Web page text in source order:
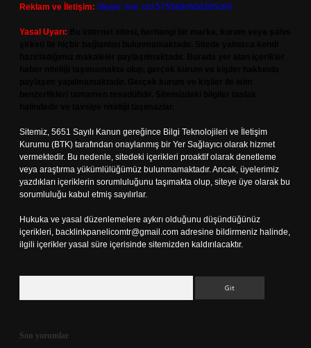
Reklam ve İletişim: Skype: live:.cid.575569c608265c69
Yasal Uyarı:
Sitemiz, 5651 Sayılı Kanun gereğince Bilgi Teknolojileri ve İletişim
Kurumu (BTK) tarafından onaylanmış bir Yer Sağlayıcı olarak hizmet
vermektedir. Bu nedenle, sitedeki içerikleri proaktif olarak denetleme
veya araştırma yükümlülüğümüz bulunmamaktadır. Ancak, üyelerimiz
yazdıkları içeriklerin sorumluluğunu taşımakta olup, siteye üye olarak bu
sorumluluğu kabul etmiş sayılırlar.
Hukuka ve yasal düzenlemelere aykırı olduğunu düşündüğünüz
içerikleri, backlinkpanelicomtr@gmail.com adresine bildirmeniz halinde,
ilgili içerikler yasal süre içerisinde sitemizden kaldırılacaktır.
Son yorumlar